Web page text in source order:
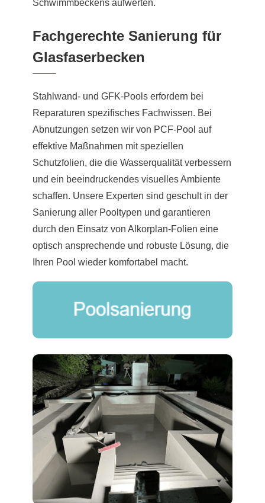
Schwimmbeckens aufwerten.
Fachgerechte Sanierung für
Glasfaserbecken
Stahlwand- und GFK-Pools erfordern bei
Reparaturen spezifisches Fachwissen. Bei
Abnutzungen setzen wir von PCF-Pool auf
effektive Maßnahmen mit speziellen
Schutzfolien, die die Wasserqualität verbessern
und ein beeindruckendes visuelles Ambiente
schaffen. Unsere Experten sind geschult in der
Sanierung aller Pooltypen und garantieren
durch den Einsatz von Alkorplan-Folien eine
optisch ansprechende und robuste Lösung, die
Ihren Pool wieder komfortabel macht.